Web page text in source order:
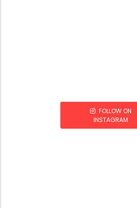
FOLLOW ON
INSTAGRAM